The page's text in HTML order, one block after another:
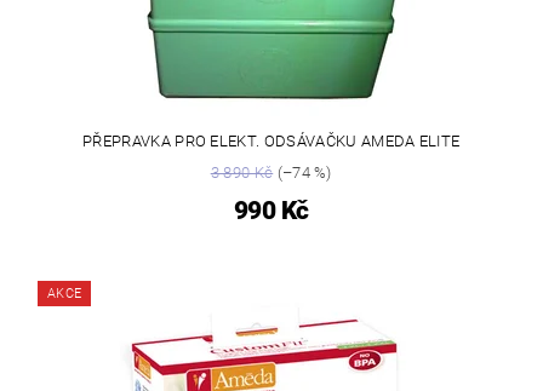
PŘEPRAVKA PRO ELEKT. ODSÁVAČKU AMEDA ELITE
3 890 Kč(–74 %)
990 Kč
AKCE